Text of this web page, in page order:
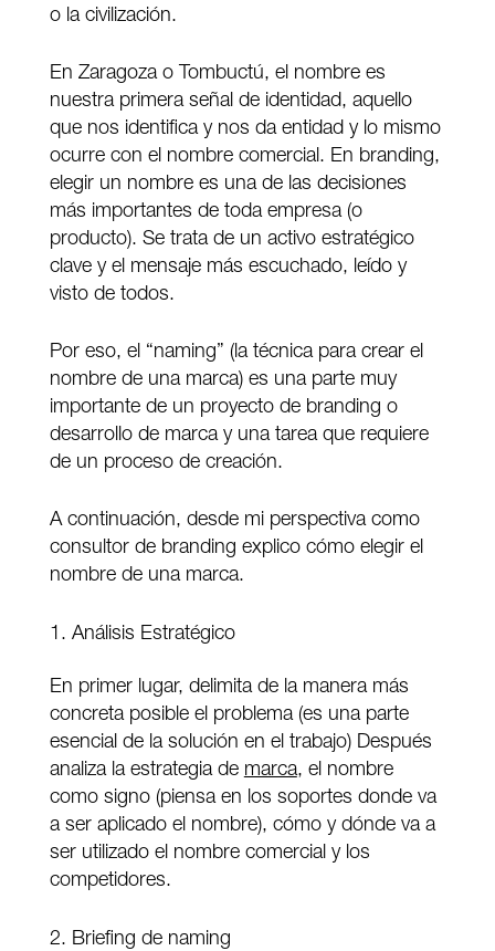
o la civilización.
En Zaragoza o Tombuctú, el nombre es
nuestra primera señal de identidad, aquello
que nos identifica y nos da entidad y lo mismo
ocurre con el nombre comercial. En branding,
elegir un nombre es una de las decisiones
más importantes de toda empresa (o
producto). Se trata de un activo estratégico
clave y el mensaje más escuchado, leído y
visto de todos.
Por eso, el “naming” (la técnica para crear el
nombre de una marca) es una parte muy
importante de un proyecto de branding o
desarrollo de marca y una tarea que requiere
de un proceso de creación.
A continuación, desde mi perspectiva como
consultor de branding explico cómo elegir el
nombre de una marca.
Análisis Estratégico
En primer lugar, delimita de la manera más
concreta posible el problema (es una parte
esencial de la solución en el trabajo) Después
analiza la estrategia de marca, el nombre
como signo (piensa en los soportes donde va
a ser aplicado el nombre), cómo y dónde va a
ser utilizado el nombre comercial y los
competidores.
Briefing de naming